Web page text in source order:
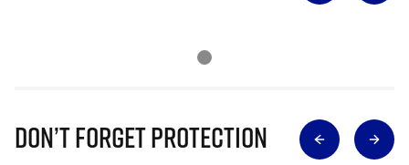
Don’t Forget Protection